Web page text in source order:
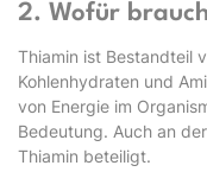
2. Wofür
Thiamin ist Bestandteil
Kohlenhydraten und
von Energie im
Bedeutung. Auch an
Thiamin beteiligt.